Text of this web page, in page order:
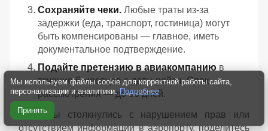
Сохраняйте чеки. Любые траты из‑за
задержки (еда, транспорт, гостиница) могут
быть компенсированы — главное, иметь
документальное подтверждение.
Подайте претензию в авиакомпанию в
течение 6 месяцев с даты рейса. Срок
рассмотрения — до 30 дней.
Если вы столкнулись с нарушением прав или
отсутствием информации в аэропорту, поделитесь
Мы используем файлы cookie для корректной работы сайта,
персонализации и аналитики. Подробнее
Принять